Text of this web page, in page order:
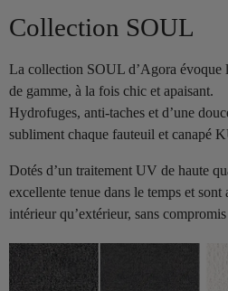
Collection SOUL
La collection SOUL d’Agora évoque
de gamme, à la fois chic et apaisant.
Hydrofuges, anti-taches et d’une
subliment chaque fauteuil et canapé
Dotés d’un traitement UV de haute
excellente tenue dans le temps et sont
intérieur qu’extérieur, sans